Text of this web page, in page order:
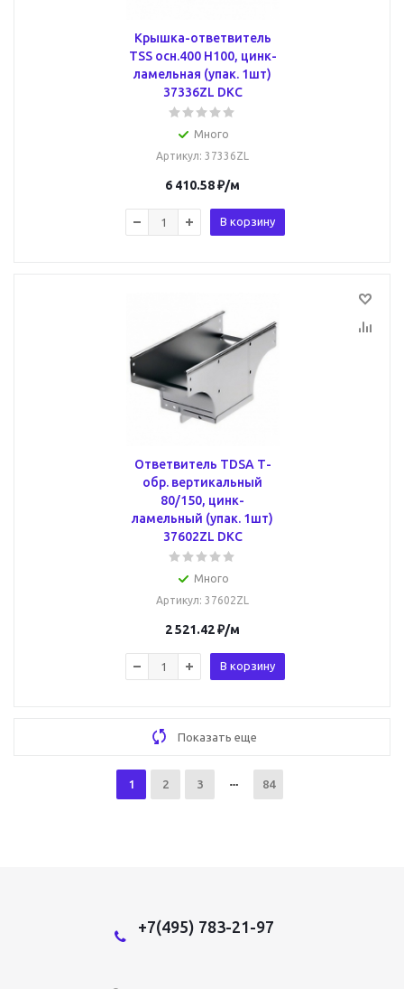
Крышка-ответвитель
TSS осн.400 Н100, цинк-
ламельная (упак. 1шт)
37336ZL DKC
Много
Артикул: 37336ZL
6 410.58₽/м
В корзину
Ответвитель TDSA Т-
обр. вертикальный
80/150, цинк-
ламельный (упак. 1шт)
37602ZL DKC
Много
Артикул: 37602ZL
2 521.42₽/м
В корзину
Показать еще
1 2 3 84
+7(495) 783-21-97